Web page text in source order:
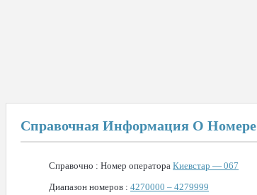
Справочная Информация О Номере
Справочно : Номер оператора Киевстар — 067
Диапазон номеров : 4270000 – 4279999